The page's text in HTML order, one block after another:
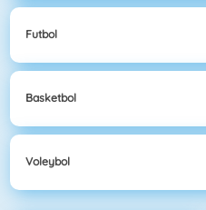
Futbol
Basketbol
Voleybol